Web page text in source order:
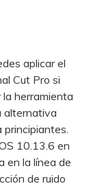
aplicar el
Cut Pro si
herramienta
alternativa
10.13.6 en
en la línea de
de ruido